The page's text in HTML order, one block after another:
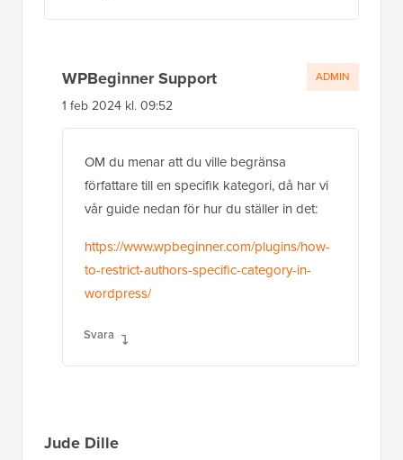
WPBeginner Support
1 feb 2024 kl. 09:52
OM du menar att du ville begränsa
författare till en specifik kategori, då har vi
vår guide nedan för hur du ställer in det:
https://www.wpbeginner.com/plugins/how-
to-restrict-authors-specific-category-in-
wordpress/
Svara
ADMIN
Jude Dille